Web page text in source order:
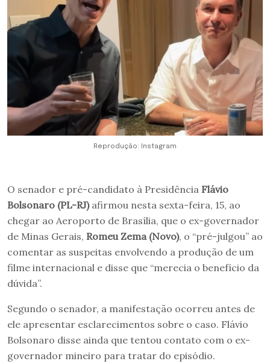
Reprodução: Instagram
O senador e pré-candidato à Presidência Flávio
Bolsonaro (PL-RJ)afirmou nesta sexta-feira, 15, ao
chegar ao Aeroporto de Brasília, que o ex-governador
de Minas Gerais, Romeu Zema (Novo), o “pré-julgou” ao
comentar as suspeitas envolvendo a produção de um
filme internacional e disse que “merecia o benefício da
dúvida”.
Segundo o senador, a manifestação ocorreu antes de
ele apresentar esclarecimentos sobre o caso. Flávio
Bolsonaro disse ainda que tentou contato com o ex-
governador mineiro para tratar do episódio.